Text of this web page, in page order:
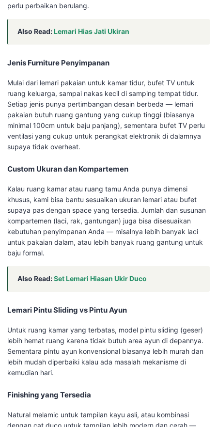
perlu perbaikan berulang.
Also Read: Lemari Hias Jati Ukiran
Jenis Furniture Penyimpanan
Mulai dari lemari pakaian untuk kamar tidur, bufet TV untuk
ruang keluarga, sampai nakas kecil di samping tempat tidur.
Setiap jenis punya pertimbangan desain berbeda — lemari
pakaian butuh ruang gantung yang cukup tinggi (biasanya
minimal 100cm untuk baju panjang), sementara bufet TV perlu
ventilasi yang cukup untuk perangkat elektronik di dalamnya
supaya tidak overheat.
Custom Ukuran dan Kompartemen
Kalau ruang kamar atau ruang tamu Anda punya dimensi
khusus, kami bisa bantu sesuaikan ukuran lemari atau bufet
supaya pas dengan space yang tersedia. Jumlah dan susunan
kompartemen (laci, rak, gantungan) juga bisa disesuaikan
kebutuhan penyimpanan Anda — misalnya lebih banyak laci
untuk pakaian dalam, atau lebih banyak ruang gantung untuk
baju formal.
Also Read:Set Lemari Hiasan Ukir Duco
Lemari Pintu Sliding vs Pintu Ayun
Untuk ruang kamar yang terbatas, model pintu sliding (geser)
lebih hemat ruang karena tidak butuh area ayun di depannya.
Sementara pintu ayun konvensional biasanya lebih murah dan
lebih mudah diperbaiki kalau ada masalah mekanisme di
kemudian hari.
Finishing yang Tersedia
Natural melamic untuk tampilan kayu asli, atau kombinasi